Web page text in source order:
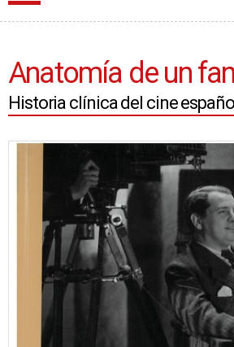
Anatomía de un
Historia clínica del cine